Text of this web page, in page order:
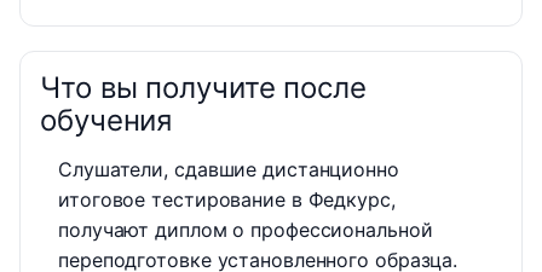
Что вы получите после
обучения
Слушатели, сдавшие дистанционно
итоговое тестирование в Федкурс,
получают диплом о профессиональной
переподготовке установленного образца.